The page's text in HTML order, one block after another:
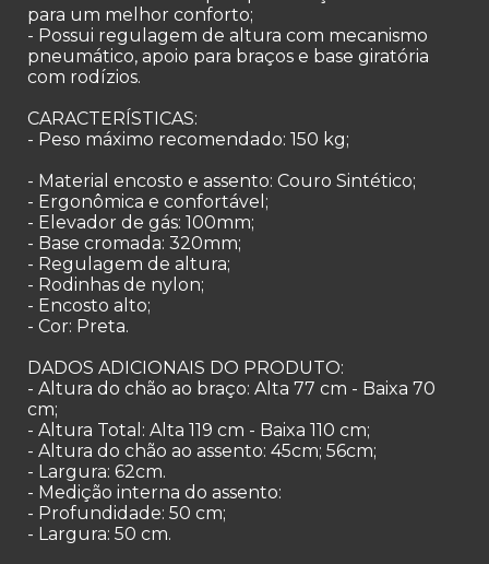
para um melhor conforto;
- Possui regulagem de altura com mecanismo
pneumático, apoio para braços e base giratória
com rodízios.
CARACTERÍSTICAS:
- Peso máximo recomendado: 150 kg;
- Material encosto e assento: Couro Sintético;
- Ergonômica e confortável;
- Elevador de gás: 100mm;
- Base cromada: 320mm;
- Regulagem de altura;
- Rodinhas de nylon;
- Encosto alto;
- Cor: Preta.
DADOS ADICIONAIS DO PRODUTO:
- Altura do chão ao braço: Alta 77 cm - Baixa 70
cm;
- Altura Total: Alta 119 cm - Baixa 110 cm;
- Altura do chão ao assento: 45cm; 56cm;
- Largura: 62cm.
- Medição interna do assento:
- Profundidade: 50 cm;
- Largura: 50 cm.